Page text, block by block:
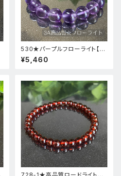
530★パープルフローライト【高
品質・高透明度】天然石パワース
トーンブレスレット新品
¥5,460